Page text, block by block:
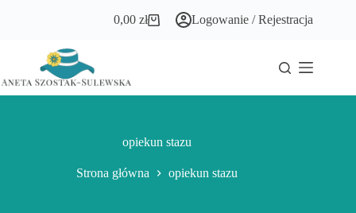
Koszyk
0,00zł Logowanie / Rejestracja
opiekun stazu
Strona główna opiekun stazu